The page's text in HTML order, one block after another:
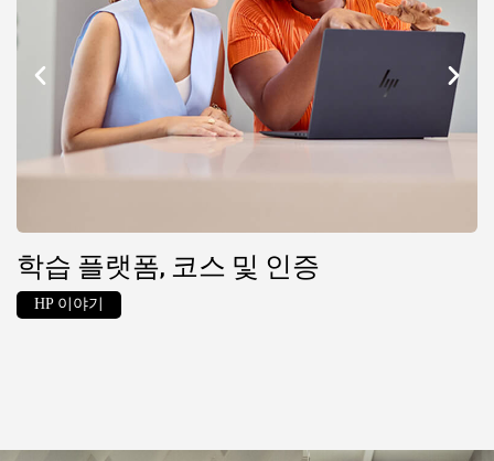
학습 플랫폼, 코스 및 인증
HP 이야기